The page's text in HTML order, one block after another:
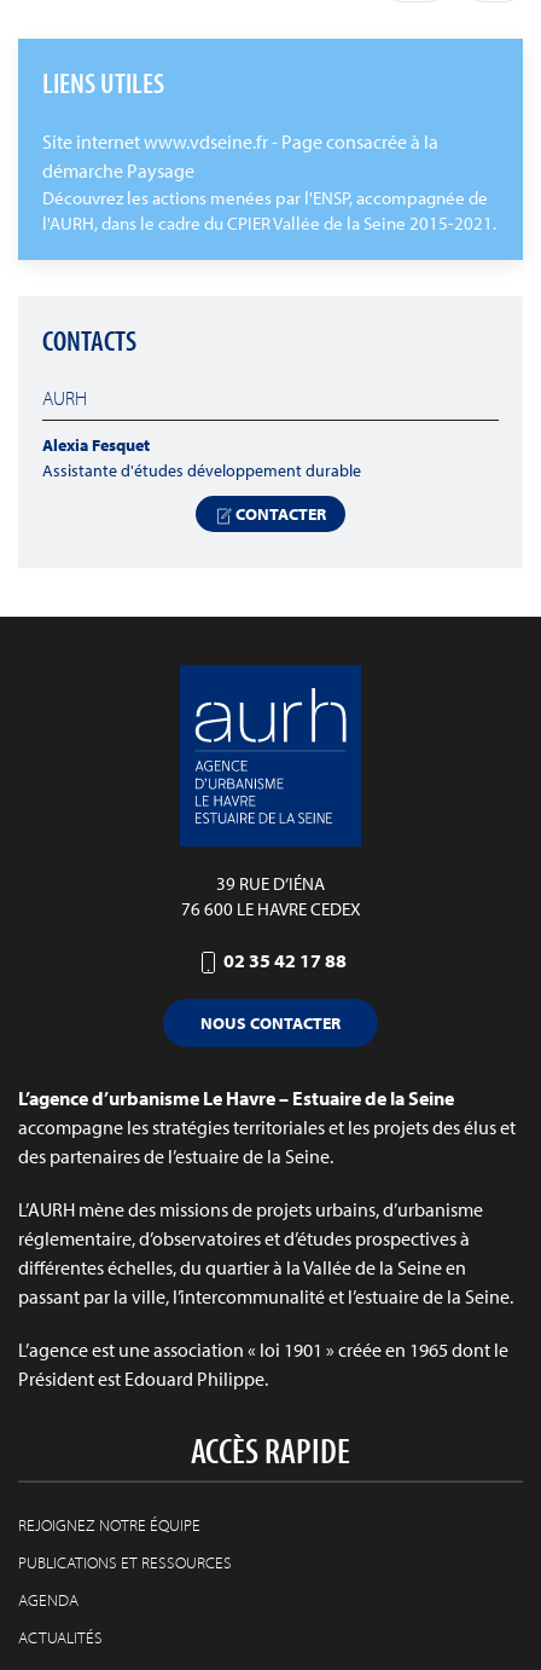
LIENS UTILES
Site internet www.vdseine.fr - Page consacrée à la
démarche Paysage
Découvrez les actions menées par l'ENSP, accompagnée de
l'AURH, dans le cadre du CPIER Vallée de la Seine 2015-2021.
CONTACTS
AURH
Alexia Fesquet
Assistante d'études développement durable
CONTACTER
39 RUE D’IÉNA
76 600 LE HAVRE CEDEX
02 35 42 17 88
NOUS CONTACTER
L’agence d’urbanisme Le Havre – Estuaire de la Seine
accompagne les stratégies territoriales et les projets des élus et
des partenaires de l’estuaire de la Seine.
L’AURH mène des missions de projets urbains, d’urbanisme
réglementaire, d’observatoires et d’études prospectives à
différentes échelles, du quartier à la Vallée de la Seine en
passant par la ville, l’intercommunalité et l’estuaire de la Seine.
L’agence est une association « loi 1901 » créée en 1965 dont le
Président est Edouard Philippe.
ACCÈS RAPIDE
REJOIGNEZ NOTRE ÉQUIPE
PUBLICATIONS ET RESSOURCES
AGENDA
ACTUALITÉS